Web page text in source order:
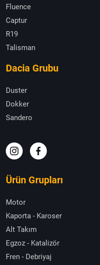
Fluence
Captur
R19
Talisman
Dacia Grubu
Duster
Dokker
Sandero
Ürün Grupları
Motor
Kaporta - Karoser
Alt Takım
Egzoz - Katalizör
Fren - Debriyaj